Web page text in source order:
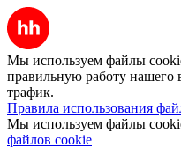
Мы используем файлы
правильную работу нашего
трафик.
Правила использования
Мы используем файлы
файлов cookie